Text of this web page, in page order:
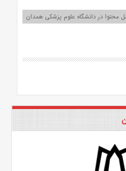
محتوا در دانشگاه علوم پزشکی همدان